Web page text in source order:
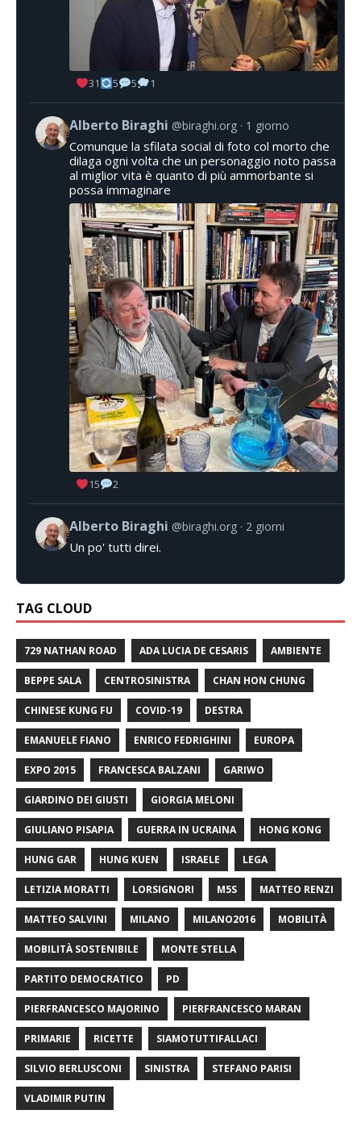
31 5 5 1
Alberto Biraghi @biraghi.org 1 giorno
Comunque la sfilata social di foto col morto che
dilaga ogni volta che un personaggio noto passa
al miglior vita è quanto di più ammorbante si
possa immaginare
15 2
Alberto Biraghi @biraghi.org 2 giorni
Un po' tutti direi.
TAG CLOUD
729 NATHAN ROAD ADA LUCIA DE CESARIS AMBIENTE
BEPPE SALA CENTROSINISTRA CHAN HON CHUNG
CHINESE KUNG FU COVID-19 DESTRA
EMANUELE FIANO ENRICO FEDRIGHINI EUROPA
EXPO 2015 FRANCESCA BALZANI GARIWO
GIARDINO DEI GIUSTI GIORGIA MELONI
GIULIANO PISAPIA GUERRA IN UCRAINA HONG KONG
HUNG GAR HUNG KUEN ISRAELE LEGA
LETIZIA MORATTI LORSIGNORI M5S MATTEO RENZI
MATTEO SALVINI MILANO MILANO2016 MOBILITÀ
MOBILITÀ SOSTENIBILE MONTE STELLA
PARTITO DEMOCRATICO PD
PIERFRANCESCO MAJORINO PIERFRANCESCO MARAN
PRIMARIE RICETTE SIAMOTUTTIFALLACI
SILVIO BERLUSCONI SINISTRA STEFANO PARISI
VLADIMIR PUTIN